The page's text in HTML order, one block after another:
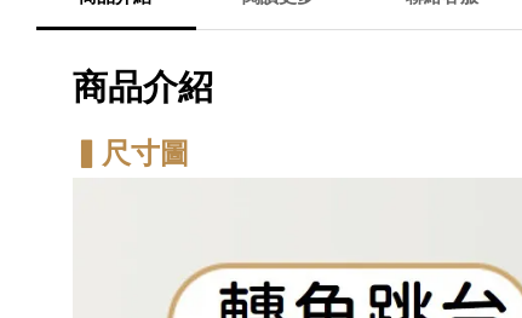
尿除臭 日本專利柿子單
寧 真正薰衣草香調
- +
加入購物車
商品介紹
▍尺寸圖